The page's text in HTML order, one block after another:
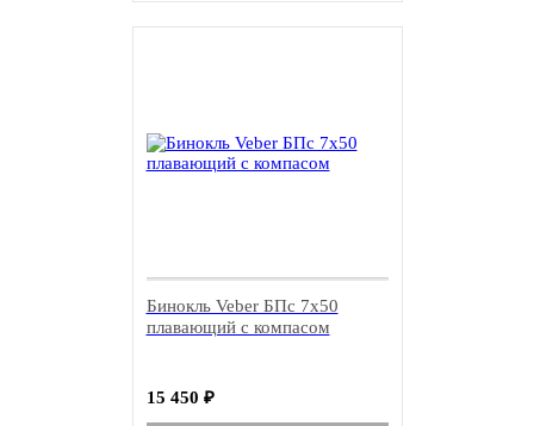
Бинокль Veber БПс 7х50
плавающий с компасом
15 450 ₽